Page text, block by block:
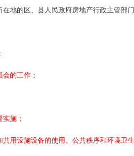
的区、县人民政府房地产行政主管部
的工作；
施；
用设施设备的使用、公共秩序和环境卫